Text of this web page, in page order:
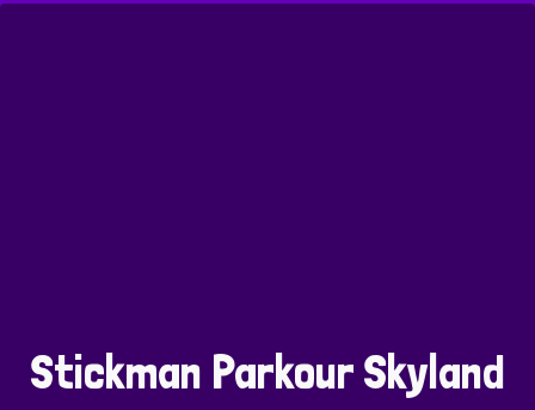
Stickman Parkour Skyland